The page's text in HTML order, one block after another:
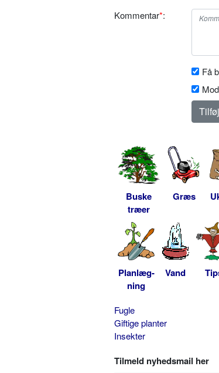
Kommentar*:
Få
Buske
træer
Græs
Planlæg-
ning
Vand
Fugle
Giftige planter
Insekter
Tilmeld nyhedsmail her